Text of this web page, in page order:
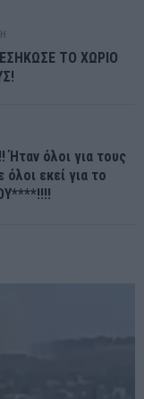
ΤΟ ΧΩΡΙΟ
Ήταν όλοι για τους
όλοι εκεί για το